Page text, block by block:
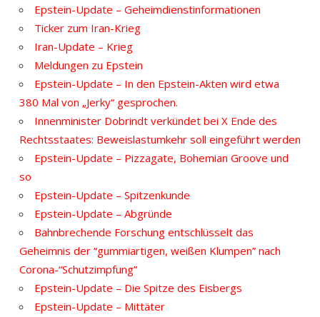
Epstein-Update – Geheimdienstinformationen
Ticker zum Iran-Krieg
Iran-Update – Krieg
Meldungen zu Epstein
Epstein-Update – In den Epstein-Akten wird etwa
380 Mal von „Jerky“ gesprochen.
Innenminister Dobrindt verkündet bei X Ende des
Rechtsstaates: Beweislastumkehr soll eingeführt werden
Epstein-Update – Pizzagate, Bohemian Groove und
so
Epstein-Update – Spitzenkunde
Epstein-Update – Abgründe
Bahnbrechende Forschung entschlüsselt das
Geheimnis der “gummiartigen, weißen Klumpen” nach
Corona-“Schutzimpfung”
Epstein-Update – Die Spitze des Eisbergs
Epstein-Update – Mittäter